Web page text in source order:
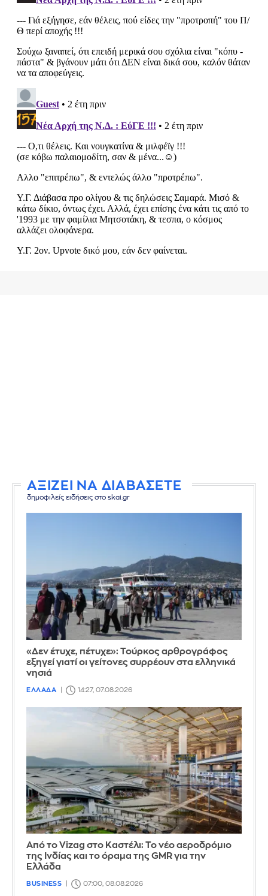
ΑΞΙΖΕΙ ΝΑ ΔΙΑΒΑΣΕΤΕ
δημοφιλείς ειδήσεις στο skai.gr
«Δεν έτυχε, πέτυχε»: Τούρκος αρθρογράφος
εξηγεί γιατί οι γείτονες συρρέουν στα ελληνικά
νησιά
ΕΛΛΑΔΑ 14:27, 07.08.2026
Από το Vizag στο Καστέλι: Το νέο αεροδρόμιο
της Ινδίας και το όραμα της GMR για την
Ελλάδα
BUSINESS 07:00, 08.08.2026